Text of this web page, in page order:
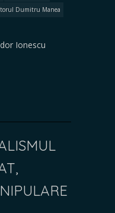
Dumitru Manea
Ionescu